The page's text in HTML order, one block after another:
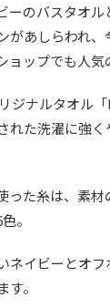
ーのバスタオ
があしらわれ
ョップでも人気
ジナルタオル
れた洗濯に強
った糸は、素
。
ネイビーとオ
。